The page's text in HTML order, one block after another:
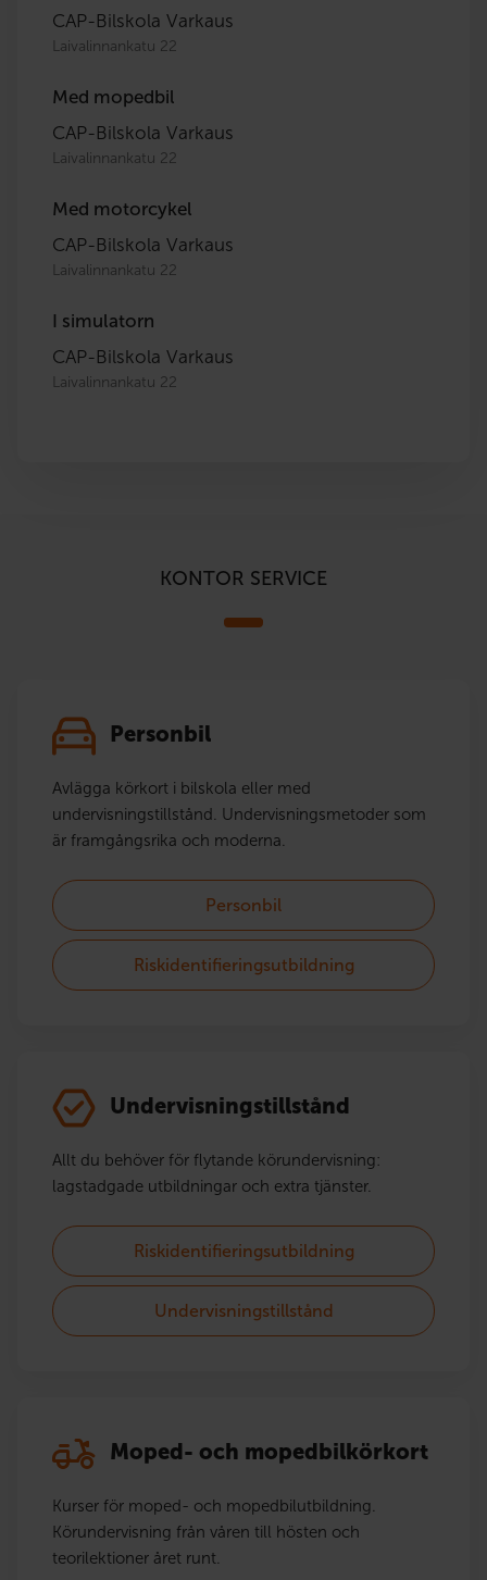
CAP-Bilskola Varkaus
Laivalinnankatu 22
Med mopedbil
CAP-Bilskola Varkaus
Laivalinnankatu 22
Med motorcykel
CAP-Bilskola Varkaus
Laivalinnankatu 22
I simulatorn
CAP-Bilskola Varkaus
Laivalinnankatu 22
KONTOR SERVICE
Personbil
Avlägga körkort i bilskola eller med
undervisningstillstånd. Undervisningsmetoder som
är framgångsrika och moderna.
Personbil
Riskidentifieringsutbildning
Undervisningstillstånd
Allt du behöver för flytande körundervisning:
lagstadgade utbildningar och extra tjänster.
Riskidentifieringsutbildning
Undervisningstillstånd
Moped- och mopedbilkörkort
Kurser för moped- och mopedbilutbildning.
Körundervisning från våren till hösten och
teorilektioner året runt.